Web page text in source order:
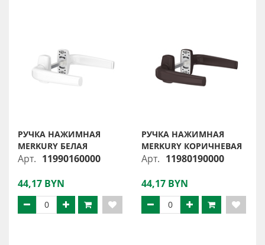
РУЧКА НАЖИМНАЯ
MERKURY БЕЛАЯ
Арт. 11990160000
44,17 BYN
РУЧКА НАЖИМНАЯ
MERKURY КОРИЧНЕВАЯ
Арт. 11980190000
44,17 BYN